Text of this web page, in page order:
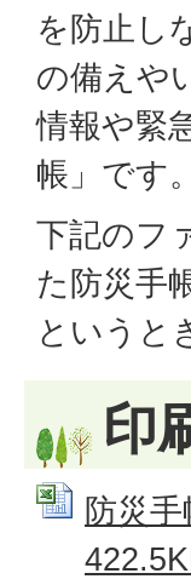
を防止し
の備えや
情報や緊
帳」です。
下記のフ
た防災手
というと
印
防災